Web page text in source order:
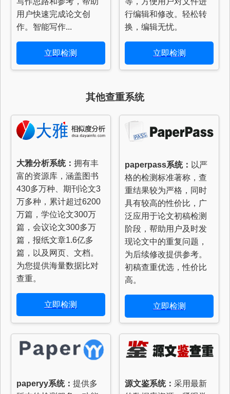
用户快速完成论文创
作。智能写作...
立即检测
行编辑和修改。轻松转
换，编辑无忧。
立即检测
其他查重系统
大雅分析系统： 拥有丰
富的资源库，涵盖图书
430多万种、期刊论文3
万多种，累计超过6200
万篇，学位论文300万
篇，会议论文300多万
篇，报纸文章1.6亿多
篇，以及网页、文档。
为您提供海量数据比对
查重。
立即检测
paperpass系统： 以严
格的检测标准著称，查
重结果较为严格，同时
具有较高的性价比，广
泛应用于论文初稿检测
阶段，帮助用户及时发
现论文中的重复问题，
为后续修改提供参考。
初稿查重优选，性价比
高。
立即检测
paperyy系统： 提供多
源文鉴系统：采用最新